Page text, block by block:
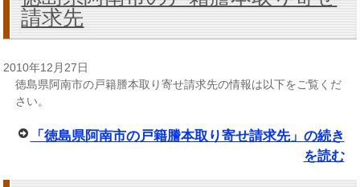
請求先
2010年12月27日
徳島県阿南市の戸籍謄本取り寄せ請求先の情報は以下をご覧くだ
さい。
「徳島県阿南市の戸籍謄本取り寄せ請求先」の続き
を読む